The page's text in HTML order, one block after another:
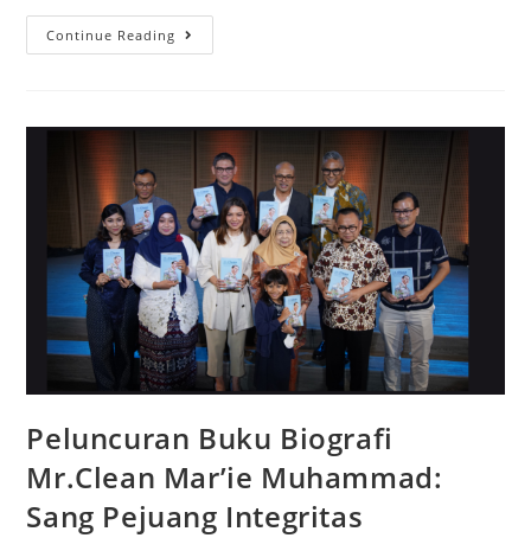
Continue Reading
Peluncuran Buku Biografi
Mr.Clean Mar’ie Muhammad:
Sang Pejuang Integritas